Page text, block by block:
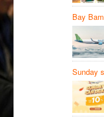
Bay
Sunday